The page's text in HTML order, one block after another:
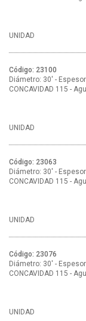
UNIDAD
Código: 23100
Diámetro: 30' -
CONCAVIDAD 115 -
UNIDAD
Código: 23063
Diámetro: 30' -
CONCAVIDAD 115 -
UNIDAD
Código: 23076
Diámetro: 30' -
CONCAVIDAD 115 -
UNIDAD